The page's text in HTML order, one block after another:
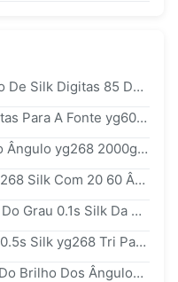
Medidor De Mármore Do Brilho De Silk Digitas 85 Dados De USB Do Ângulo Do Grau Tri Porto De 20/60/
Medidor Do Brilho De Silk Digitas Para A Fonte yg60 Da Bateria Da Pintura 1000gu AA
20 60 85 Medidor Do Brilho Do Ângulo yg268 2000gu 0.1gu Silk
Medidor Do Brilho De 0.1gu yg268 Silk Com 20 60 Ângulos De 85 Graus Três
Auto Medidor yg60s Do Brilho Do Grau 0.1s Silk Da Calibração 200gu 60
Medidor Do Brilho De 2000gu 0.5s Silk yg268 Tri Para A Indústria De Pintura
Medidor Cerâmico Silk yg268 Do Brilho Dos Ângulos Do Assoalho 700nm 0.1gu Três